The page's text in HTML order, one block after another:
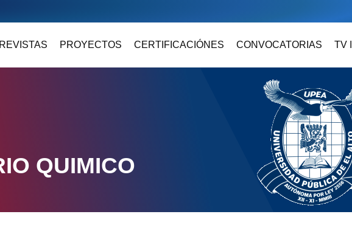
REVISTAS PROYECTOS CERTIFICACIÓNES CONVOCATORIAS TV
QUIMICO